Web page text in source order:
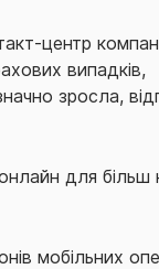
центр
випадків,
зросла,
для більш
мобільних